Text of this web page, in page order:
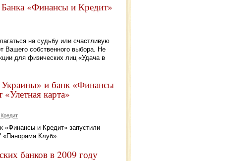
Банка «Финансы и Кредит»
на судьбу или счастливую
Вашего собственного выбора. Не
для физических лиц «Удача в
и банк «Финансы
карта»
«Финансы и Кредит» запустили
«Панорама Клуб».
банков в 2009 году